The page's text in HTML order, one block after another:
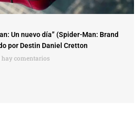
Un nuevo día” (Spider-Man: Brand
por Destin Daniel Cretton
hay comentarios